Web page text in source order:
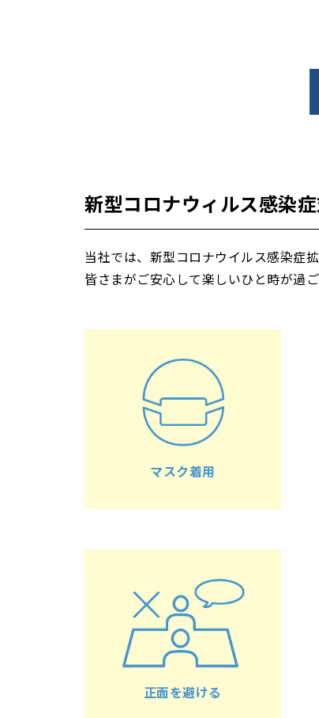
新型コロナウィルス感染
当社では、新型コロナウイルス感染症
皆さまがご安心して楽しいひと時が過
マスク着用
正面を避ける